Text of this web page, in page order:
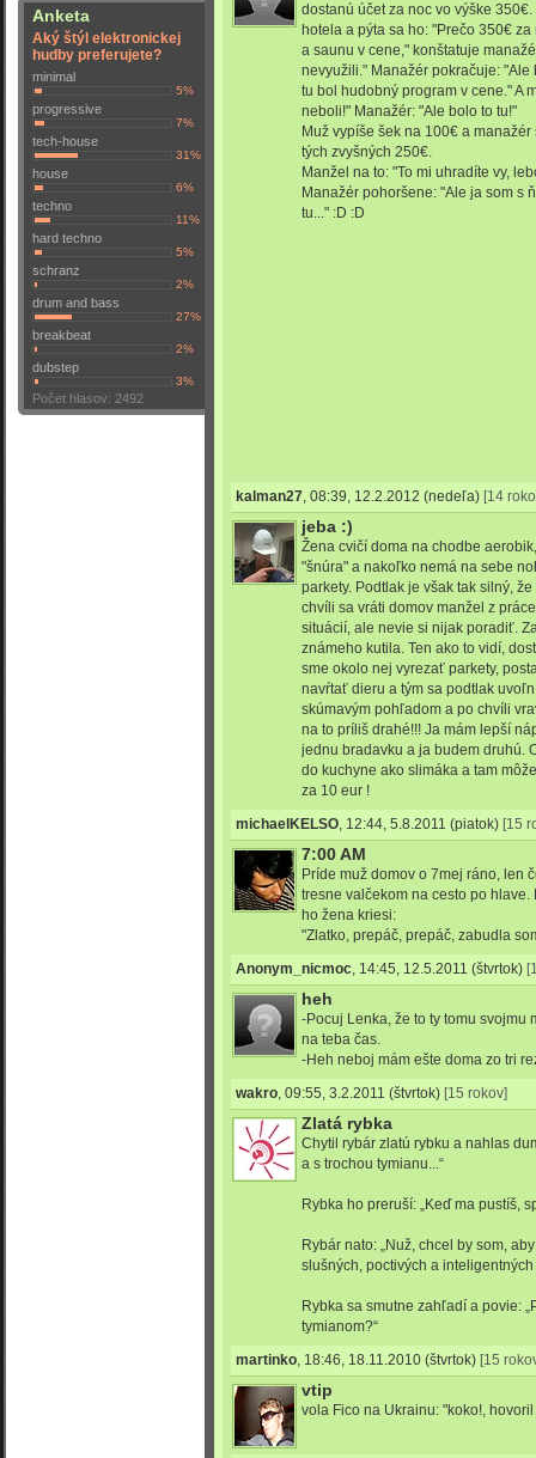
Anketa
Aký štýl elektronickej
hudby preferujete?
minimal
5%
progressive
7%
tech-house
31%
house
6%
techno
11%
hard techno
5%
schranz
2%
drum and bass
27%
breakbeat
2%
dubstep
3%
Počet hlasov: 2492
dostanú účet za noc vo výške
hotela a pýta sa ho: "Prečo 350€
a saunu v cene," konštatuje
nevyužili." Manažér pokračuje: "Ale
tu bol hudobný program v cene." A
neboli!" Manažér: "Ale bolo to tu!"
Muž vypíše šek na 100€ a
tých zvyšných 250€.
Manžel na to: "To mi uhradíte vy,
Manažér pohoršene: "Ale ja som s
tu..." :D :D
kalman27, 08:39, 12.2.2012 (nedeľa) [14
jeba :)
Žena cvičí doma na chodbe
"šnúra" a nakoľko nemá na sebe
parkety. Podtlak je však tak silný,
chvíli sa vráti domov manžel z
situácií, ale nevie si nijak poradiť.
známeho kutila. Ten ako to vidí,
sme okolo nej vyrezať parkety,
navŕtať dieru a tým sa podtlak
skúmavým pohľadom a po chvíli
na to príliš drahé!!! Ja mám lepší
jednu bradavku a ja budem druhú.
do kuchyne ako slimáka a tam
za 10 eur !
michaelKELSO, 12:44, 5.8.2011 (piatok) [15
7:00 AM
Príde muž domov o 7mej ráno, len
tresne valčekom na cesto po
ho žena kriesi:
"Zlatko, prepáč, prepáč, zabudla
Anonym_nicmoc, 14:45, 12.5.2011 (štvrtok)
heh
-Pocuj Lenka, že to ty tomu svojmu
na teba čas.
-Heh neboj mám ešte doma zo tri
wakro, 09:55, 3.2.2011 (štvrtok) [15 rokov]
Zlatá rybka
Chytil rybár zlatú rybku a nahlas
a s trochou tymianu...“
Rybka ho preruší: „Keď ma pustíš,
Rybár nato: „Nuž, chcel by som,
slušných, poctivých a inteligentných
Rybka sa smutne zahľadí a povie:
tymianom?“
martinko, 18:46, 18.11.2010 (štvrtok) [15
vtip
vola Fico na Ukrainu: "koko!,